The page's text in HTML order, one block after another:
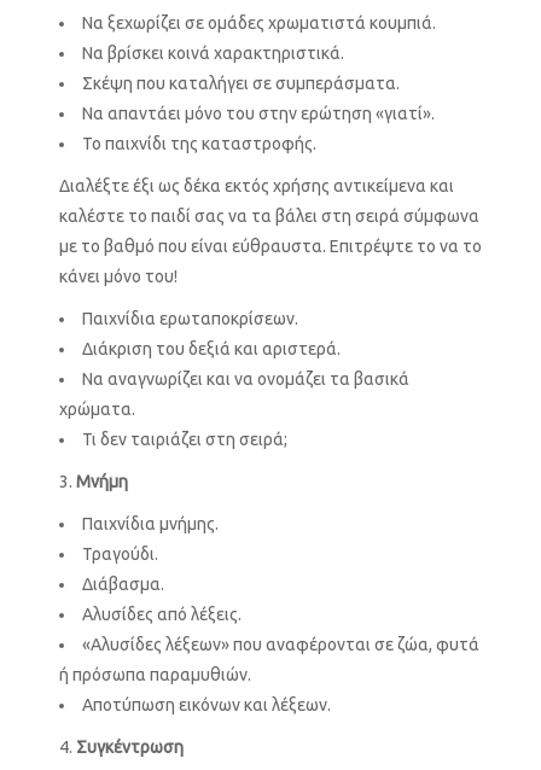
Να ξεχωρίζει σε ομάδες χρωματιστά κουμπιά.
Να βρίσκει κοινά χαρακτηριστικά.
Σκέψη που καταλήγει σε συμπεράσματα.
Να απαντάει μόνο του στην ερώτηση «γιατί».
Το παιχνίδι της καταστροφής.
Διαλέξτε έξι ως δέκα εκτός χρήσης αντικείμενα και
καλέστε το παιδί σας να τα βάλει στη σειρά σύμφωνα
με το βαθμό που είναι εύθραυστα. Επιτρέψτε το να το
κάνει μόνο του!
Παιχνίδια ερωταποκρίσεων.
Διάκριση του δεξιά και αριστερά.
Να αναγνωρίζει και να ονομάζει τα βασικά
χρώματα.
Τι δεν ταιριάζει στη σειρά;
Μνήμη
Παιχνίδια μνήμης.
Τραγούδι.
Διάβασμα.
Αλυσίδες από λέξεις.
«Αλυσίδες λέξεων» που αναφέρονται σε ζώα, φυτά
ή πρόσωπα παραμυθιών.
Αποτύπωση εικόνων και λέξεων.
Συγκέντρωση